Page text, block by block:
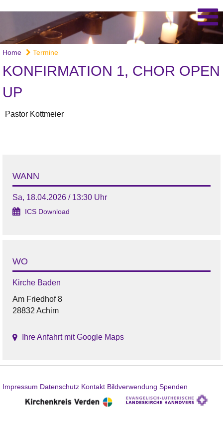
Home Termine
KONFIRMATION 1, CHOR OPEN
UP
Pastor Kottmeier
WANN
Sa, 18.04.2026 / 13:30 Uhr
ICS Download
WO
Kirche Baden
Am Friedhof 8
28832 Achim
Ihre Anfahrt mit Google Maps
Impressum Datenschutz Kontakt Bildverwendung Spenden